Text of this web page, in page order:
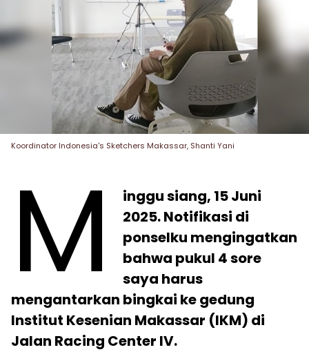
Koordinator Indonesia's Sketchers Makassar, Shanti Yani
M
inggu siang, 15 Juni
2025. Notifikasi di
ponselku mengingatkan
bahwa pukul 4 sore
saya harus
mengantarkan bingkai ke gedung
Institut Kesenian Makassar (IKM) di
Jalan Racing Center IV.